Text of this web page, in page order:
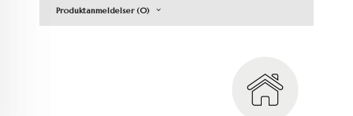
Produktanmeldelser (0)